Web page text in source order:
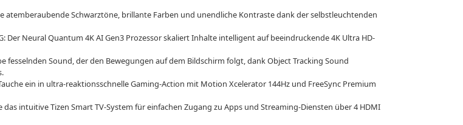
atemberaubende Schwarztöne, brillante Farben und unendliche Kontraste dank der selbstleuchtenden
Der Neural Quantum 4K AI Gen3 Prozessor skaliert Inhalte intelligent auf beeindruckende 4K Ultra HD-
fesselnden Sound, der den Bewegungen auf dem Bildschirm folgt, dank Object Tracking Sound
Tauche ein in ultra-reaktionsschnelle Gaming-Action mit Motion Xcelerator 144Hz und FreeSync Premium
das intuitive Tizen Smart TV-System für einfachen Zugang zu Apps und Streaming-Diensten über 4 HDMI